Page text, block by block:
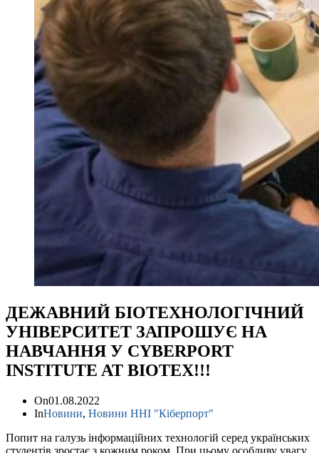
ДЕЖАВНИЙ БІОТЕХНОЛОГІЧНИЙ
УНІВЕРСИТЕТ ЗАПРОШУЄ НА
НАВЧАННЯ У CYBERPORT
INSTITUTE AT BIOTEX!!!
On01.08.2022
InНовини, Новини ННІ "Кіберпорт"
Попит на галузь інформаційних технологій серед українських
студентів зростає з кожним роком. При цьому особливу увагу